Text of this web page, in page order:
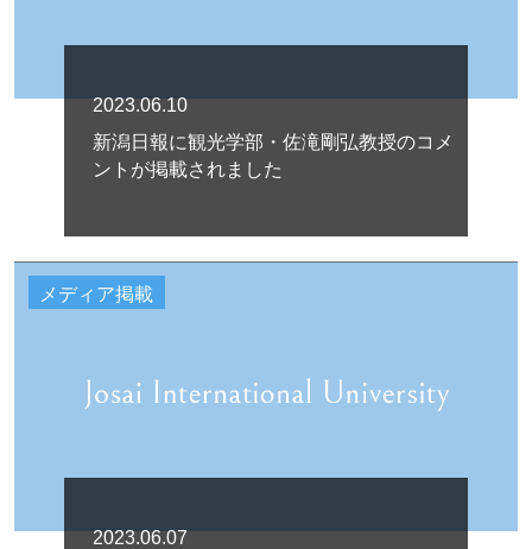
2023.06.10
新潟日報に観光学部・佐滝剛弘教授のコメ
ントが掲載されました
メディア掲載
2023.06.07